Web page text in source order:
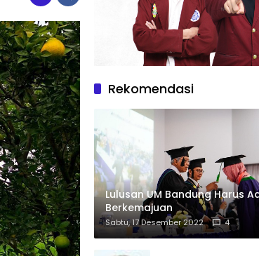
Rekomendasi
Lulusan UM Bandung Harus
Berkemajuan
Sabtu, 17 Desember 2022 4